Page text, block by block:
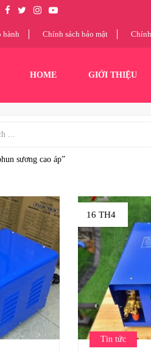
hành Chính sách bảo mật
HOME GIỚI THIỆU
sương cao áp”
16 TH4
Tin tức